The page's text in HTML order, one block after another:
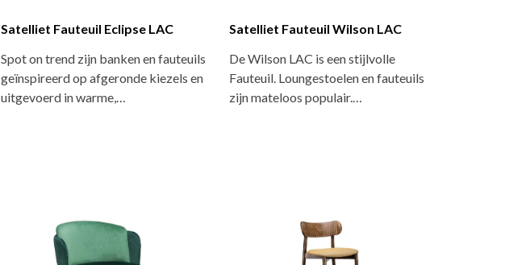
Satelliet Fauteuil Eclipse LAC
Spot on trend zijn banken en fauteuils
geïnspireerd op afgeronde kiezels en
uitgevoerd in warme,…
Satelliet Fauteuil Wilson LAC
De Wilson LAC is een stijlvolle
Fauteuil. Loungestoelen en fauteuils
zijn mateloos populair.…